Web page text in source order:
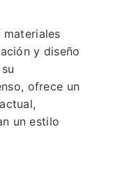
y diseño
ofrece un
un estilo